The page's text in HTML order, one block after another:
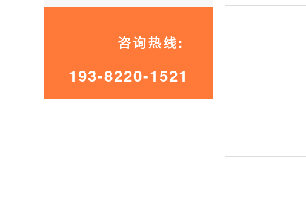
咨询热线:
193-8220-1521